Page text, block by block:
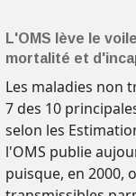
L'OMS lève le
mortalité et
Les maladies non
7 des 10
selon les
l'OMS publie
puisque, en 2000,